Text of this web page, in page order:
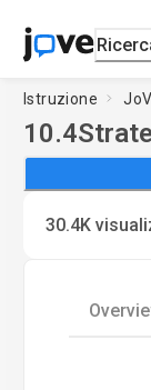
Istruzione
10.4
30.4K